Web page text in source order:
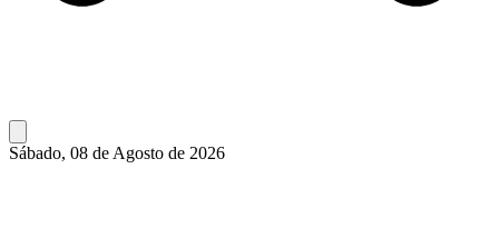
Sábado, 08 de Agosto de 2026